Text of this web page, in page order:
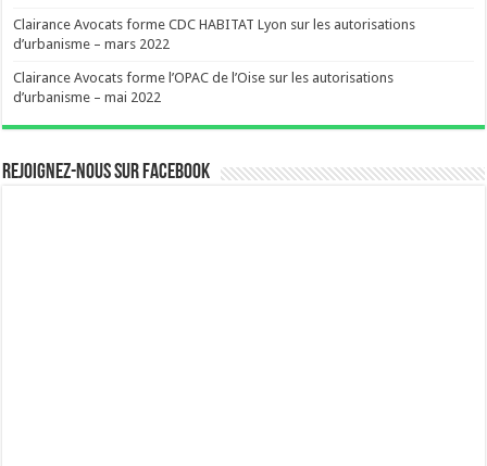
Clairance Avocats forme CDC HABITAT Lyon sur les autorisations
d’urbanisme – mars 2022
Clairance Avocats forme l’OPAC de l’Oise sur les autorisations
d’urbanisme – mai 2022
Rejoignez-nous sur Facebook